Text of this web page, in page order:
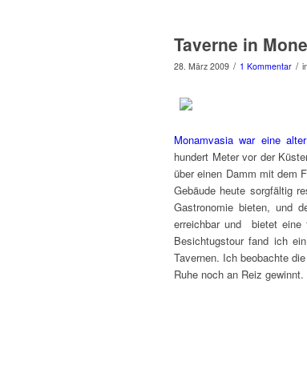
Taverne in
28. März 2009 / 1 Kommentar / in
Monamvasia war eine
hundert Meter vor der
über einen Damm mit dem
Gebäude heute sorgfältig
Gastronomie bieten, und
erreichbar und bietet eine
Besichtugstour fand ich
Tavernen. Ich beobachte
Ruhe noch an Reiz gewinnt.